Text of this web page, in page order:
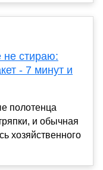
не стираю:
- 7 минут и
полотенца
и обычная
хозяйственного